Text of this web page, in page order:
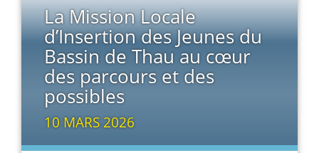
La Mission Locale
d’Insertion des Jeunes du
Bassin de Thau au cœur
des parcours et des
possibles
10 MARS 2026